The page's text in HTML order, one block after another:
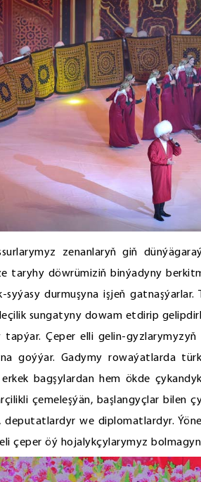
zenanlaryň giň
taryhy döwrümiziň binýadyny
syýasy durmuşyna işjeň
sungatyny dowam etdirip
tapýar. Çeper elli gelin-
goýýar. Gadymy rowaýatlarda
erkek bagşylardan hem ökde
çemeleşýän, başlangyçlar bilen
deputatlardyr we diplomatlardyr.
çeper öý hojalykçylarymyz